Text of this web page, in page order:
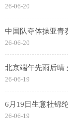
26-06-20
中国队夺体操亚青
26-06-20
北京端午先雨后晴
26-06-19
6月19日生意社锦
26-06-19